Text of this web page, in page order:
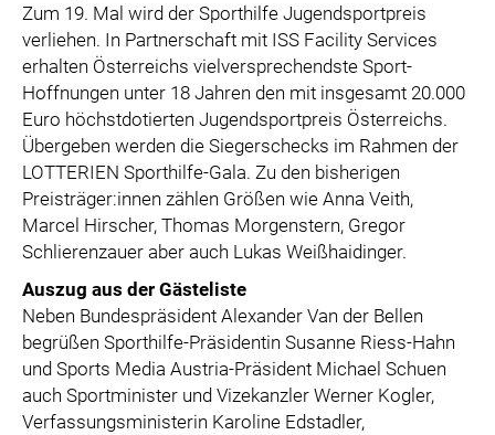
Zum 19. Mal wird der Sporthilfe Jugendsportpreis
verliehen. In Partnerschaft mit ISS Facility Services
erhalten Österreichs vielversprechendste Sport-
Hoffnungen unter 18 Jahren den mit insgesamt 20.000
Euro höchstdotierten Jugendsportpreis Österreichs.
Übergeben werden die Siegerschecks im Rahmen der
LOTTERIEN Sporthilfe-Gala. Zu den bisherigen
Preisträger:innen zählen Größen wie Anna Veith,
Marcel Hirscher, Thomas Morgenstern, Gregor
Schlierenzauer aber auch Lukas Weißhaidinger.
Auszug aus der Gästeliste
Neben Bundespräsident Alexander Van der Bellen
begrüßen Sporthilfe-Präsidentin Susanne Riess-Hahn
und Sports Media Austria-Präsident Michael Schuen
auch Sportminister und Vizekanzler Werner Kogler,
Verfassungsministerin Karoline Edstadler,